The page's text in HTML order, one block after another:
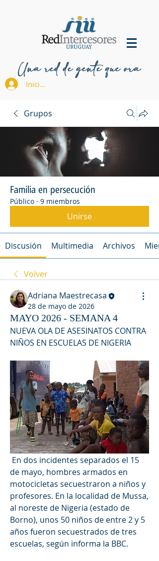
Una red de gente que ora
Iniciar sesión
Grupos
Familia en persecución
Público · 9 miembros
Unirse
Discusión Multimedia Archivos
Volver
Adriana Maestrecasa
28 de mayo de 2026
MAYO 2026 - SEMANA 4
NUEVA OLA DE ASESINATOS CONTRA
NIÑOS EN ESCUELAS DE NIGERIA
de mayo, hombres armados en
motocicletas secuestraron a niños y
profesores. En la localidad de Mussa,
al noreste de Nigeria (estado de
Borno), unos 50 niños de entre 2 y 5
años fueron secuestrados de tres
escuelas, según informa la BBC.